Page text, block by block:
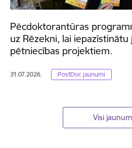
Pēcdoktorantūras
uz Rēzekni, lai
pētniecības projektiem.
31.07.2026. PostDoc jaunumi
Visi